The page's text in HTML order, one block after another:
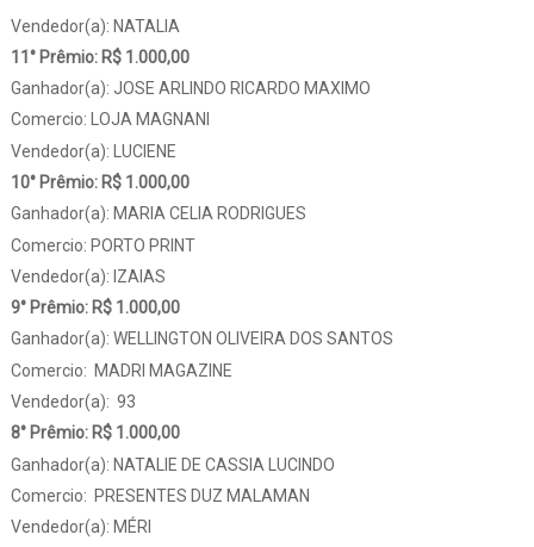
Vendedor(a): NATALIA
11° Prêmio: R$ 1.000,00
Ganhador(a): JOSE ARLINDO RICARDO MAXIMO
Comercio: LOJA MAGNANI
Vendedor(a): LUCIENE
10° Prêmio: R$ 1.000,00
Ganhador(a): MARIA CELIA RODRIGUES
Comercio: PORTO PRINT
Vendedor(a): IZAIAS
9° Prêmio: R$ 1.000,00
Ganhador(a): WELLINGTON OLIVEIRA DOS SANTOS
Comercio: MADRI MAGAZINE
Vendedor(a): 93
8° Prêmio: R$ 1.000,00
Ganhador(a): NATALIE DE CASSIA LUCINDO
Comercio: PRESENTES DUZ MALAMAN
Vendedor(a): MÉRI